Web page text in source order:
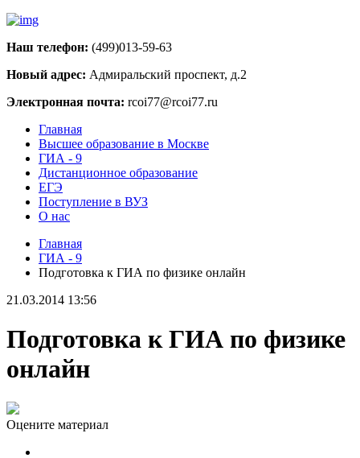
Наш телефон: (499)013-59-63
Новый адрес: Адмиральский проспект, д.2
Электронная почта: rcoi77@rcoi77.ru
Главная
Высшее образование в Москве
ГИА - 9
Дистанционное образование
ЕГЭ
Поступление в ВУЗ
О нас
Главная
ГИА - 9
Подготовка к ГИА по физике онлайн
21.03.2014 13:56
Подготовка к ГИА по физике
онлайн
Оцените материал